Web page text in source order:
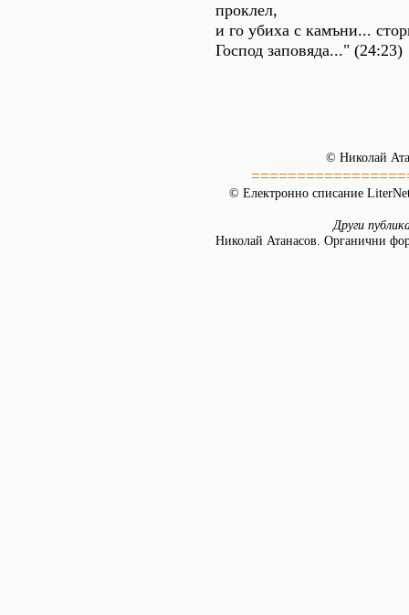
проклел,
и го убиха с камъни...
Господ заповяда..." (24:23)
© Николай
© Електронно списание
Други
Николай Атанасов. Органични